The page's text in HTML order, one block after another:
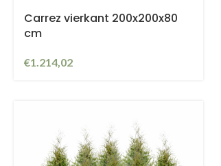
Carrez vierkant 200x200x80
cm
€1.214,02